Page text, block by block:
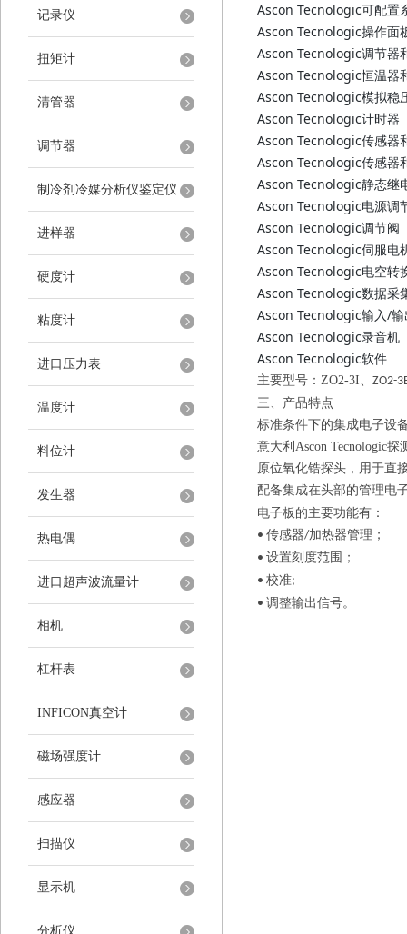
记录仪
扭矩计
清管器
调节器
制冷剂冷媒分析仪鉴定仪
进样器
硬度计
粘度计
进口压力表
温度计
料位计
发生器
热电偶
进口超声波流量计
相机
杠杆表
INFICON真空计
磁场强度计
感应器
扫描仪
显示机
分析仪
Ascon Tecnologic可配置
Ascon Tecnologic操作面
Ascon Tecnologic调节器
Ascon Tecnologic恒温器
Ascon Tecnologic模拟稳
Ascon Tecnologic计时器
Ascon Tecnologic传感器
Ascon Tecnologic传感器
Ascon Tecnologic静态继
Ascon Tecnologic电源调
Ascon Tecnologic调节阀
Ascon Tecnologic伺服电
Ascon Tecnologic电空转
Ascon Tecnologic数据采
Ascon Tecnologic输入/输
Ascon Tecnologic录音机
Ascon Tecnologic软件
主要型号： ZO2-3I、 ZO2-
三、产品特点
标准条件下的集成电子设
意大利 Ascon Tecnologic探
原位氧化锆探头，用于直
配备集成在头部的管理电
电子板的主要功能有：
• 传感器/加热器管理；
• 设置刻度范围；
• 校准;
• 调整输出信号。